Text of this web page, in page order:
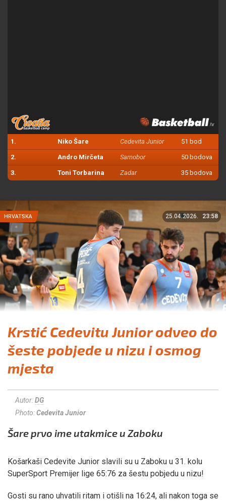
1. Niko Šare Cedevita Junior 51 bod
2. Andro Mirčeta Samobor 50 bodova
3. Toni Torbarina Zadar 35 bodova
HRVATSKA 25.04.2026. 23:58
Krstić Cedevitu Junior odveo do
šeste pobjede u nizu i osmog
mjesta
Autor:DG
Photo:Cedevita Junior
Šare prvo ime utakmice u Zaboku
Košarkaši Cedevite Junior slavili su u Zaboku u 31. kolu
SuperSport Premijer lige 65:76 za šestu pobjedu u nizu!
Gosti su rano uhvatili ritam i otišli na 16:24, ali nakon toga se